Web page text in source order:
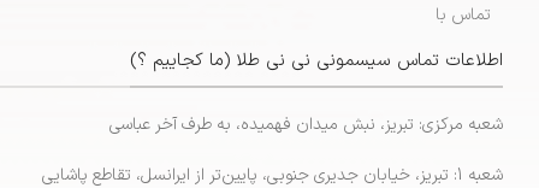
تماس با
اطلاعات تماس سیسمونی نی نی طلا (ما کجاییم ؟)
شعبه مرکزی: تبریز، نبش میدان فهمیده، به طرف آخر عباسی
شعبه 1: تبریز، خیابان جدیری جنوبی، پایین‌تر از ایرانسل، تقاطع پاشایی